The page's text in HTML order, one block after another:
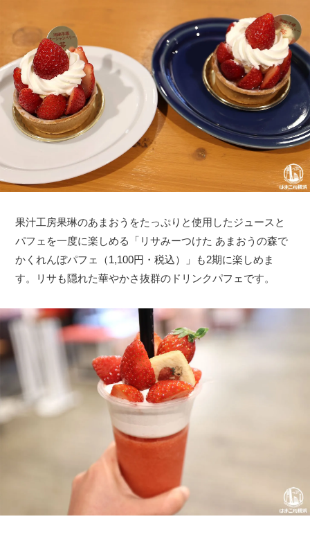
果汁工房果琳のあまおうをたっぷりと使用したジュースと
パフェを一度に楽しめる「リサみーつけた あまおうの森で
かくれんぼパフェ（1,100円・税込）」も2期に楽しめま
す。リサも隠れた華やかさ抜群のドリンクパフェです。